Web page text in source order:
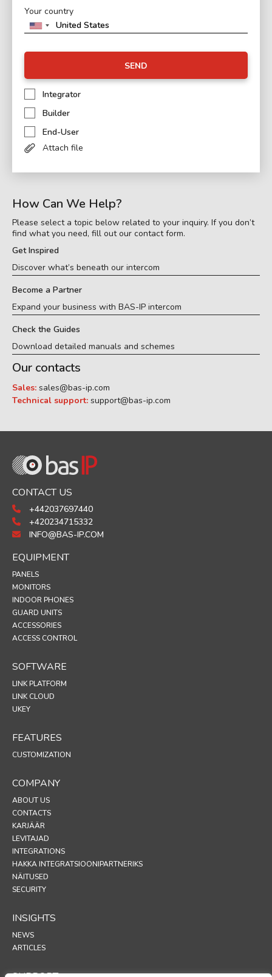
Your country
SEND
Integrator
Builder
End-User
Attach file
How Can We Help?
Please select a topic below related to your inquiry. If you don’t
find what you need, fill out our contact form.
Get Inspired
Discover what’s beneath our intercom
Become a Partner
Expand your business with BAS-IP intercom
Check the Guides
Download detailed manuals and schemes
Our contacts
Sales: sales@bas-ip.com
Technical support: support@bas-ip.com
CONTACT US
+442037697440
+420234715332
INFO@BAS-IP.COM
EQUIPMENT
PANELS
MONITORS
INDOOR PHONES
GUARD UNITS
ACCESSORIES
ACCESS CONTROL
SOFTWARE
LINK PLATFORM
LINK CLOUD
UKEY
FEATURES
CUSTOMIZATION
COMPANY
ABOUT US
CONTACTS
KARJÄÄR
LEVITAJAD
INTEGRATIONS
HAKKA INTEGRATSIOONIPARTNERIKS
NÄITUSED
SECURITY
INSIGHTS
NEWS
ARTICLES